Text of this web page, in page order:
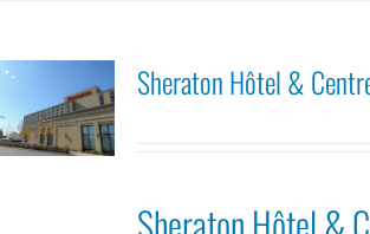
Sheraton Hôtel &